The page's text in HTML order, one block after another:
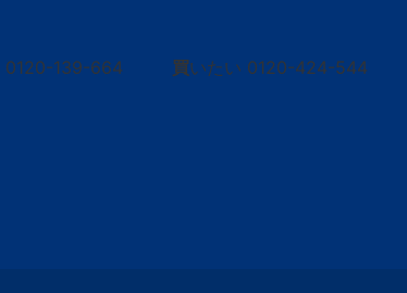
0120-139-664 買いたい 0120-424-544